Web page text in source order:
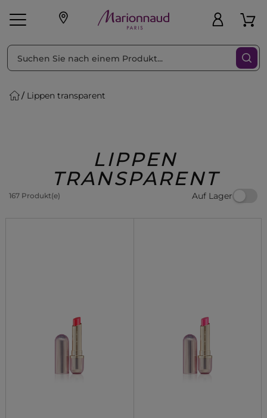
Geschenke
Lippen transparent
LIPPEN
TRANSPARENT
167 Produkt(e) Auf Lager
sortieren nach Filter